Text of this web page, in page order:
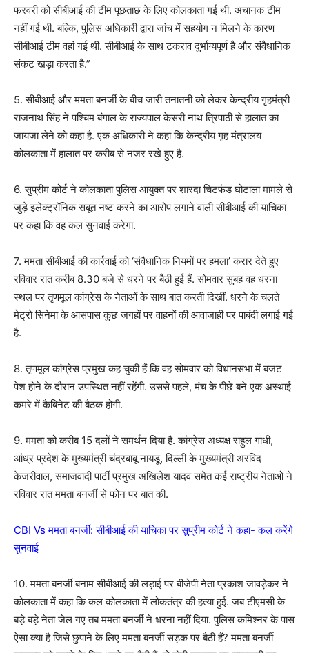
फरवरी को सीबीआई की टीम पूछताछ के लिए कोलकाता गई थी. अचानक टीम
नहीं गई थी. बल्कि, पुलिस अधिकारी द्वारा जांच में सहयोग न मिलने के कारण
सीबीआई टीम वहां गई थी. सीबीआई के साथ टकराव दुर्भाग्यपूर्ण है और संवैधानिक
संकट खड़ा करता है.”
5. सीबीआई और ममता बनर्जी के बीच जारी तनातनी को लेकर केन्द्रीय गृहमंत्री
राजनाथ सिंह ने पश्चिम बंगाल के राज्यपाल केसरी नाथ त्रिपाठी से हालात का
जायजा लेने को कहा है. एक अधिकारी ने कहा कि केन्द्रीय गृह मंत्रालय
कोलकाता में हालात पर करीब से नजर रखे हुए है.
6. सुप्रीम कोर्ट ने कोलकाता पुलिस आयुक्त पर शारदा चिटफंड घोटाला मामले से
जुड़े इलेक्ट्रॉनिक सबूत नष्ट करने का आरोप लगाने वाली सीबीआई की याचिका
पर कहा कि वह कल सुनवाई करेगा.
7. ममता सीबीआई की कार्रवाई को ‘संवैधानिक नियमों पर हमला’ करार देते हुए
रविवार रात करीब 8.30 बजे से धरने पर बैठी हुई हैं. सोमवार सुबह वह धरना
स्थल पर तृणमूल कांग्रेस के नेताओं के साथ बात करती दिखीं. धरने के चलते
मेट्रो सिनेमा के आसपास कुछ जगहों पर वाहनों की आवाजाही पर पाबंदी लगाई गई
है.
8. तृणमूल कांग्रेस प्रमुख कह चुकी हैं कि वह सोमवार को विधानसभा में बजट
पेश होने के दौरान उपस्थित नहीं रहेंगी. उससे पहले, मंच के पीछे बने एक अस्थाई
कमरे में कैबिनेट की बैठक होगी.
9. ममता को करीब 15 दलों ने समर्थन दिया है. कांग्रेस अध्यक्ष राहुल गांधी,
आंध्र प्रदेश के मुख्यमंत्री चंद्रबाबू नायडू, दिल्ली के मुख्यमंत्री अरविंद
केजरीवाल, समाजवादी पार्टी प्रमुख अखिलेश यादव समेत कई राष्ट्रीय नेताओं ने
रविवार रात ममता बनर्जी से फोन पर बात की.
CBI Vs ममता बनर्जी: सीबीआई की याचिका पर सुप्रीम कोर्ट ने कहा- कल करेंगे
सुनवाई
10. ममता बनर्जी बनाम सीबीआई की लड़ाई पर बीजेपी नेता प्रकाश जावड़ेकर ने
कोलकाता में कहा कि कल कोलकाता में लोकतंत्र की हत्या हुई. जब टीएमसी के
बड़े बड़े नेता जेल गए तब ममता बनर्जी ने धरना नहीं दिया. पुलिस कमिश्नर के पास
ऐसा क्या है जिसे छुपाने के लिए ममता बनर्जी सड़क पर बैठी हैं? ममता बनर्जी